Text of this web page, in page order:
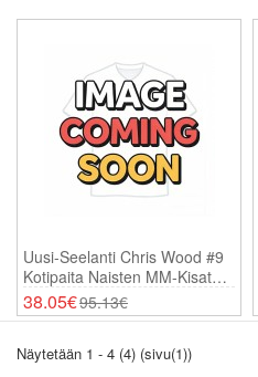
Uusi-Seelanti Chris Wood #9
Kotipaita Naisten MM-Kisat
2026 Lyhythihainen
38.05€95.13€
Näytetään 1 - 4 (4) (sivu(1))